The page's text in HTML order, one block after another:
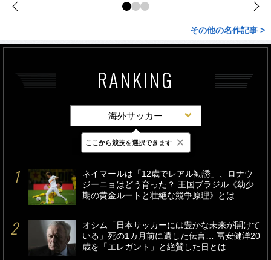
その他の名作記事 >
RANKING
海外サッカー
最新 24時間 週間
ネイマールは「12歳でレアル勧誘」、ロナウ
ジーニョはどう育った？ 王国ブラジル《幼少
期の黄金ルートと壮絶な競争原理》とは
オシム「日本サッカーには豊かな未来が開けて
いる」死の1カ月前に遺した伝言… 冨安健洋20
歳を「エレガント」と絶賛した日とは
ここから競技を選択できます ×